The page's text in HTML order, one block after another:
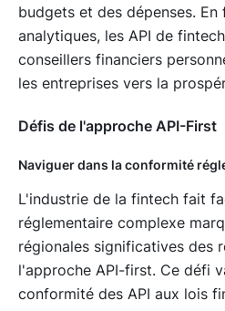
budgets et des dépenses.
analytiques, les API de
conseillers financiers
les entreprises vers la
Défis de l'approche API-First
Naviguer dans la conformité
L'industrie de la fintech fait
réglementaire complexe
régionales significatives des
l'approche API-first. Ce défi
conformité des API aux lois